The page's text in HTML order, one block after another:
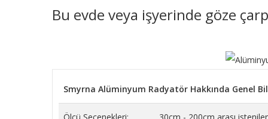
38,26 TL
Bu evde veya işyerinde göze
Smyrna Alüminyum Radyatör Hakkında Genel